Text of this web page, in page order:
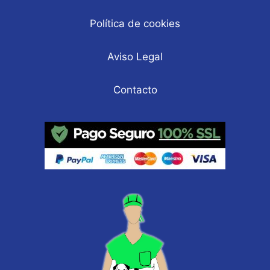
Política de cookies
Aviso Legal
Contacto